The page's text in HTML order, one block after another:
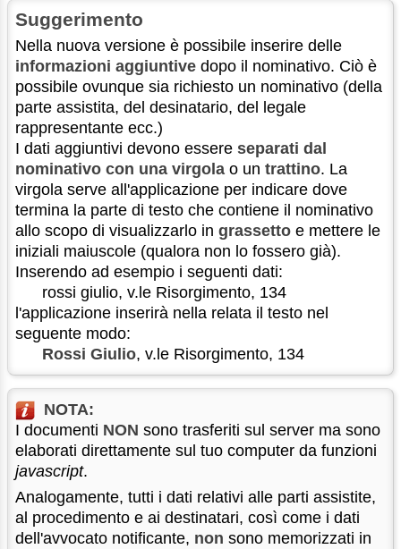
Suggerimento
Nella nuova versione è possibile inserire delle
informazioni aggiuntive dopo il nominativo. Ciò è
possibile ovunque sia richiesto un nominativo (della
parte assistita, del desinatario, del legale
rappresentante ecc.)
I dati aggiuntivi devono essere separati dal
nominativo con una virgola o un trattino. La
virgola serve all'applicazione per indicare dove
termina la parte di testo che contiene il nominativo
allo scopo di visualizzarlo in grassetto e mettere le
iniziali maiuscole (qualora non lo fossero già).
Inserendo ad esempio i seguenti dati:
rossi giulio, v.le Risorgimento, 134
l'applicazione inserirà nella relata il testo nel
seguente modo:
Rossi Giulio, v.le Risorgimento, 134
NOTA:
I documenti NON sono trasferiti sul server ma sono
elaborati direttamente sul tuo computer da funzioni
javascript.
Analogamente, tutti i dati relativi alle parti assistite,
al procedimento e ai destinatari, così come i dati
dell'avvocato notificante, non sono memorizzati in